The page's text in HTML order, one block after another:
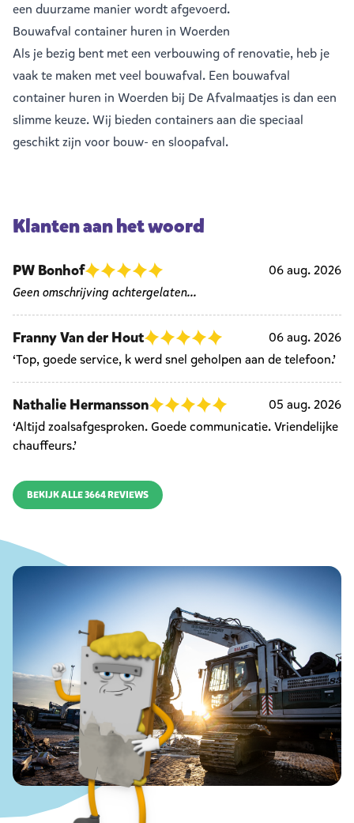
een duurzame manier wordt afgevoerd.
Bouwafval container huren in Woerden
Als je bezig bent met een verbouwing of renovatie, heb je
vaak te maken met veel bouwafval. Een bouwafval
container huren in Woerden bij De Afvalmaatjes is dan een
slimme keuze. Wij bieden containers aan die speciaal
geschikt zijn voor bouw- en sloopafval.
Klanten aan het woord
PW Bonhof
06 aug. 2026
Geen omschrijving achtergelaten...
Franny Van der Hout
06 aug. 2026
‘Top, goede service, k werd snel geholpen aan de telefoon.’
Nathalie Hermansson
05 aug. 2026
‘Altijd zoalsafgesproken. Goede communicatie. Vriendelijke
chauffeurs.’
BEKIJK ALLE 3664 REVIEWS